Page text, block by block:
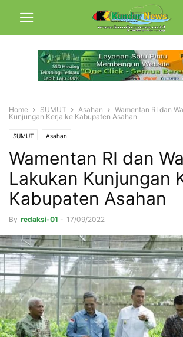
Home SUMUT Asahan
Wamentan RI dan
Kunjungan Kerja ke Kabupaten Asahan
SUMUT Asahan
Wamentan RI dan
Lakukan Kunjungan
Kabupaten Asahan
By redaksi-01 - 17/09/2022